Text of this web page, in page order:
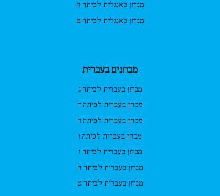
מבחן באנגלית לכיתה ח
מבחן באנגלית לכיתה ט
מבחנים בעברית
מבחן בעברית לכיתה ג
מבחן בעברית לכיתה ד
מבחן בעברית לכיתה ה
מבחן בעברית לכיתה ו
מבחן בעברית לכיתה ז
מבחן בעברית לכיתה ח
מבחן בעברית לכיתה ט